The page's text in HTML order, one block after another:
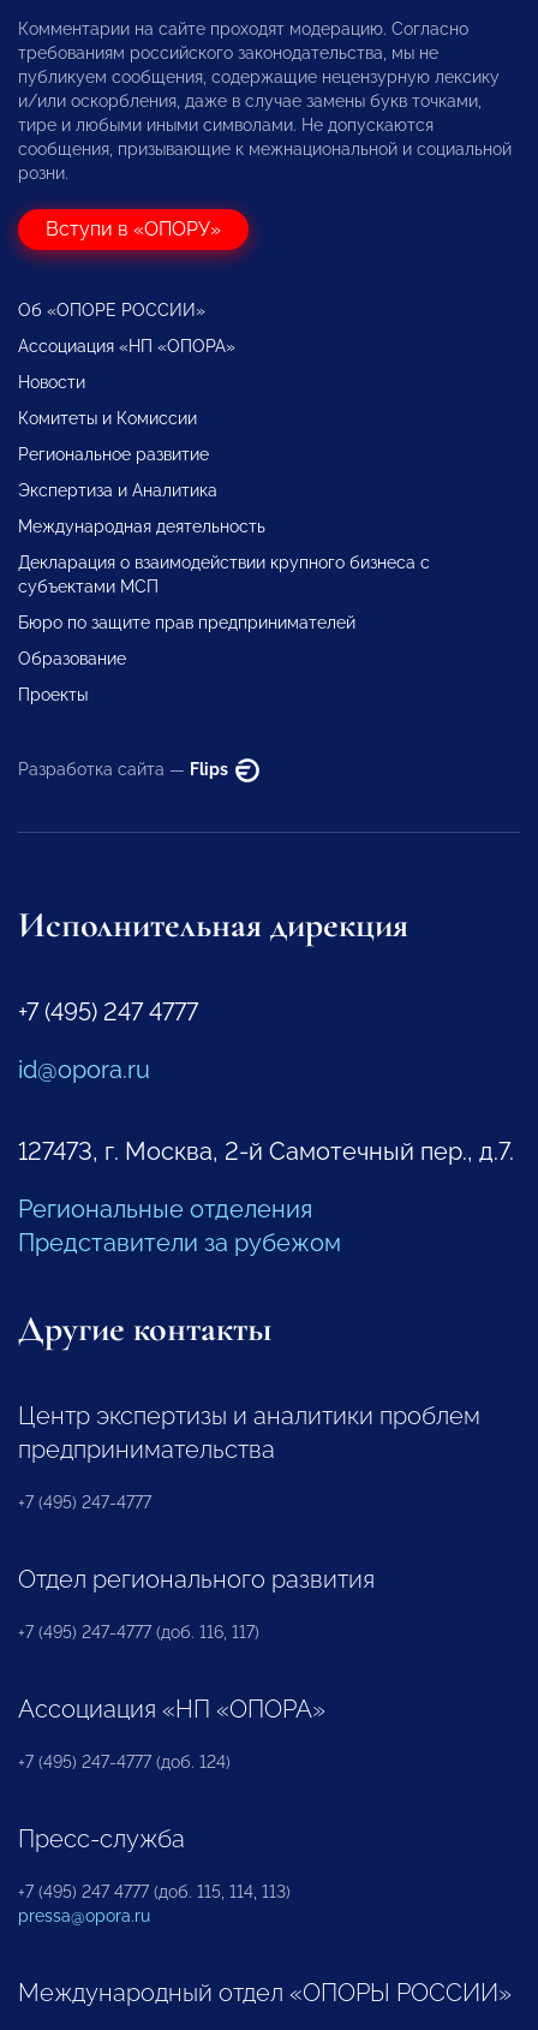
Комментарии на сайте проходят модерацию. Согласно
требованиям российского законодательства, мы не
публикуем сообщения, содержащие нецензурную лексику
и/или оскорбления, даже в случае замены букв точками,
тире и любыми иными символами. Не допускаются
сообщения, призывающие к межнациональной и социальной
розни.
Вступи в «ОПОРУ»
Об «ОПОРЕ РОССИИ»
Ассоциация «НП «ОПОРА»
Новости
Комитеты и Комиссии
Региональное развитие
Экспертиза и Аналитика
Международная деятельность
Декларация о взаимодействии крупного бизнеса с
субъектами МСП
Бюро по защите прав предпринимателей
Образование
Проекты
Разработка сайта — Flips
Исполнительная дирекция
+7 (495) 247 4777
id@opora.ru
127473, г. Москва, 2-й Самотечный пер., д.7.
Региональные отделения
Представители за рубежом
Другие контакты
Центр экспертизы и аналитики проблем
предпринимательства
+7 (495) 247-4777
Отдел регионального развития
+7 (495) 247-4777 (доб. 116, 117)
Ассоциация «НП «ОПОРА»
+7 (495) 247-4777 (доб. 124)
Пресс-служба
+7 (495) 247 4777 (доб. 115, 114, 113)
pressa@opora.ru
Международный отдел «ОПОРЫ РОССИИ»